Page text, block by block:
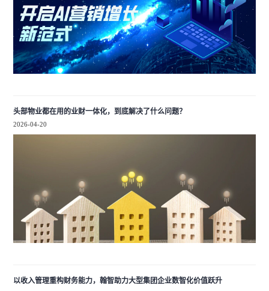
头部物业都在用的业财一体化，到底解决了什么问题？
2026-04-20
以收入管理重构财务能力，翰智助力大型集团企业数智化价值跃升